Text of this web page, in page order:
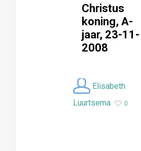
Christus
koning, A-
jaar, 23-11-
2008
Elisabeth
Luurtsema
0